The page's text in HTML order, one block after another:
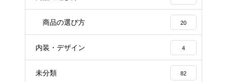
商品の選び方 20
内装・デザイン 4
未分類 82